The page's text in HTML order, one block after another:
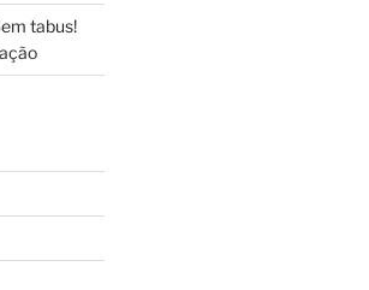
tabus!